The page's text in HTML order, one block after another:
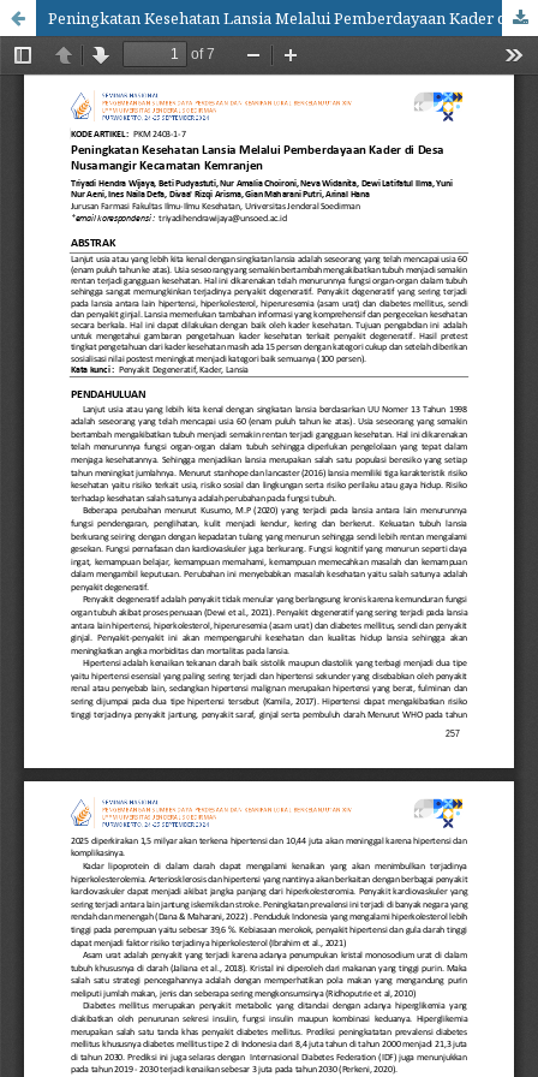
Peningkatan Kesehatan Lansia Melalui Pemberdayaan Kader di Desa Nusamangir Kecamatan Kemranjen